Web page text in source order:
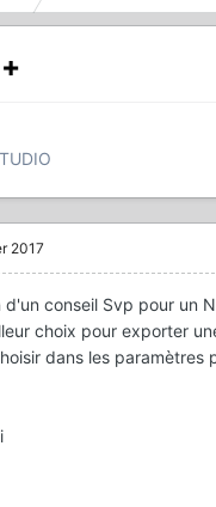
2017
d'un conseil Svp pour un
choix pour exporter
dans les paramètres